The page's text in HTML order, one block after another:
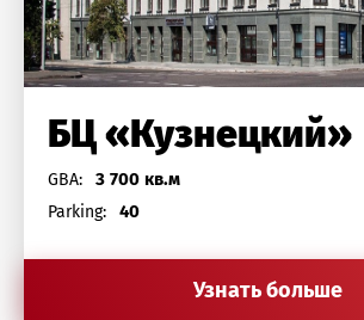
БЦ «Кузнецкий»
GBA: 3 700 кв.м
Parking: 40
Узнать больше